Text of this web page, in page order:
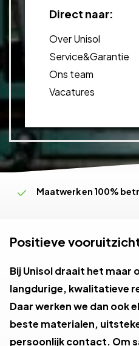
Direct naar:
Over Unisol
Service&Garantie
Ons team
Vacatures
Productie,
Maatwerk en 100%
Oplossingsgericht
Positieve
Bij Unisol draait het maar
langdurige, kwalitatieve
Daar werken we dan ook
beste materialen,
persoonlijk contact. Om